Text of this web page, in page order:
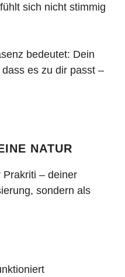
sich nicht stimmig
bedeutet: Dein
es zu dir passt –
NATUR
Prakriti – deiner
sondern als